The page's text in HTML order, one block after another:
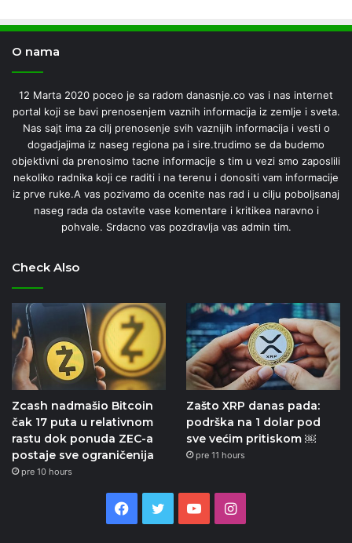
O nama
12 Marta 2020 poceo je sa radom danasnje.co vas i nas internet
portal koji se bavi prenosenjem vaznih informacija iz zemlje i sveta.
Nas sajt ima za cilj prenosenje svih vaznijih informacija i vesti o
dogadjajima iz naseg regiona pa i sire.trudimo se da budemo
objektivni da prenosimo tacne informacije s tim u vezi smo zaposlili
nekoliko radnika koji ce raditi i na terenu i donositi vam informacije
iz prve ruke.A vas pozivamo da ocenite nas rad i u cilju poboljsanaj
naseg rada da ostavite vase komentare i kritikea naravno i
pohvale. Srdacno vas pozdravlja vas admin tim.
Check Also
Zcash nadmašio Bitcoin
čak 17 puta u relativnom
rastu dok ponuda ZEC-a
postaje sve ograničenija
pre 10 hours
Zašto XRP danas pada:
podrška na 1 dolar pod
sve većim pritiskom ￼
pre 11 hours
Facebook
TwitterYouTubeInstagram